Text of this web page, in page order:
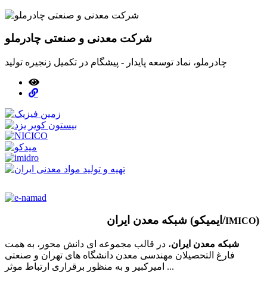
شرکت معدنی و صنعتی چادرملو
چادرملو، نماد توسعه پایدار - پیشگام در تکمیل زنجیره تولید
شبکه معدن ایران (ایمیکو/IMICO)
شبکه معدن ایران، در قالب مجموعه ای دانش محور، به همت
فارغ­ التحصیلان مهندسی معدن دانشگاه ­های تهران و صنعتی
امیرکبیر و به منظور برقراری ارتباط موثر ...